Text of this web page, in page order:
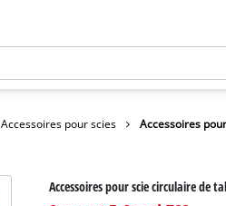
Accessoires pour scies Accessoires
Accessoires pour scie circulaire de